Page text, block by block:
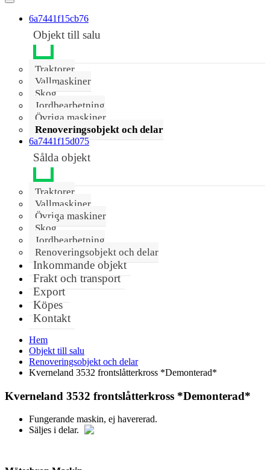
6a7441f15cb76
Objekt till salu
Traktorer
Vallmaskiner
Skog
Jordbearbetning
Övriga maskiner
Renoveringsobjekt och delar
6a7441f15d075
Sålda objekt
Traktorer
Vallmaskiner
Övriga maskiner
Skog
Jordbearbetning
Renoveringsobjekt och delar
Inkommande objekt
Frakt och transport
Export
Köpes
Kontakt
Hem
Objekt till salu
Renoveringsobjekt och delar
Kverneland 3532 frontslåtterkross *Demonterad*
Kverneland 3532 frontslåtterkross *Demonterad*
Fungerande maskin, ej havererad.
Säljes i delar.